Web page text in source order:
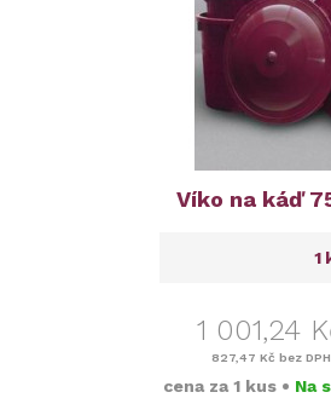
Víko na káď
1 001,24
827,47 Kč bez DPH
cena za 1 kus • Na